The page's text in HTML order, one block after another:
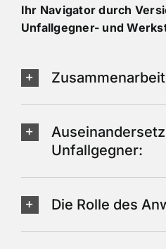
Ihr Navigator durch
Unfallgegner- und
Unfallgegner:
Die Rolle des